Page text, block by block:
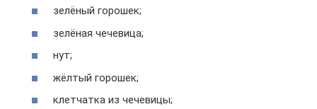
зелёный горошек;
зелёная чечевица;
нут;
жёлтый горошек;
клетчатка из чечевицы;